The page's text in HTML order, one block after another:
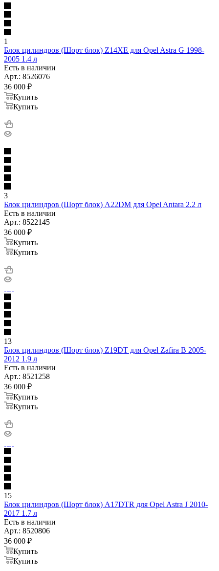
1
Блок цилиндров (Шорт блок) Z14XE для Opel Astra G 1998-
2005 1.4 л
Есть в наличии
Арт.: 8526076
36 000 ₽
Купить
Купить
3
Блок цилиндров (Шорт блок) A22DM для Opel Antara 2.2 л
Есть в наличии
Арт.: 8522145
36 000 ₽
Купить
Купить
13
Блок цилиндров (Шорт блок) Z19DT для Opel Zafira B 2005-
2012 1.9 л
Есть в наличии
Арт.: 8521258
36 000 ₽
Купить
Купить
15
Блок цилиндров (Шорт блок) A17DTR для Opel Astra J 2010-
2017 1.7 л
Есть в наличии
Арт.: 8520806
36 000 ₽
Купить
Купить